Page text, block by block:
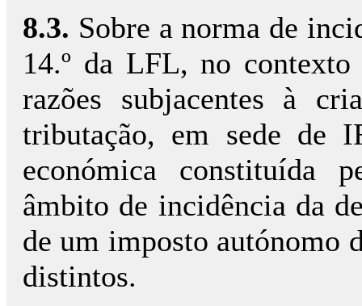
8.3. Sobre a norma de
14.º da LFL, no
razões subjacentes à
tributação, em sede de
económica constituída
âmbito de incidência da
de um imposto autónomo
distintos.